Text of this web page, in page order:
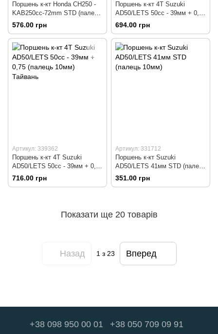
Поршень к-кт Honda CH250 -
KAB250сс-72mm STD (палець
17мм)
576.00 грн
Поршень к-кт 4T Suzuki
AD50/LETS 50cc - 39мм + 0,25
(палець 10мм) Тайвань
694.00 грн
Артикул: 339362
Поршень к-кт 4T Suzuki
AD50/LETS 50cc - 39мм + 0,75
(палець 10мм) Тайвань
716.00 грн
Артикул: 331712
Поршень к-кт Suzuki
AD50/LETS 41мм STD (палець
10мм)
351.00 грн
Показати ще 20 товарів
Назад 1з 23 Вперед
+38 098 950 00 01 +38 050 709 09 91